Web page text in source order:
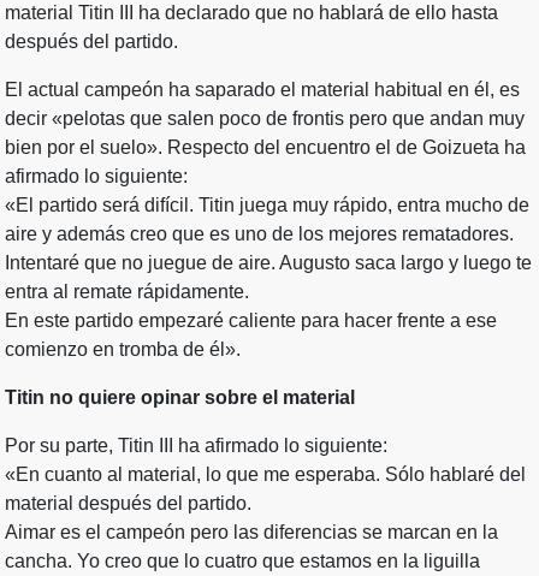
material Titin III ha declarado que no hablará de ello hasta
después del partido.
El actual campeón ha saparado el material habitual en él, es
decir «pelotas que salen poco de frontis pero que andan muy
bien por el suelo». Respecto del encuentro el de Goizueta ha
afirmado lo siguiente:
«El partido será difícil. Titin juega muy rápido, entra mucho de
aire y además creo que es uno de los mejores rematadores.
Intentaré que no juegue de aire. Augusto saca largo y luego te
entra al remate rápidamente.
En este partido empezaré caliente para hacer frente a ese
comienzo en tromba de él».
Titin no quiere opinar sobre el material
Por su parte, Titin III ha afirmado lo siguiente:
«En cuanto al material, lo que me esperaba. Sólo hablaré del
material después del partido.
Aimar es el campeón pero las diferencias se marcan en la
cancha. Yo creo que lo cuatro que estamos en la liguilla